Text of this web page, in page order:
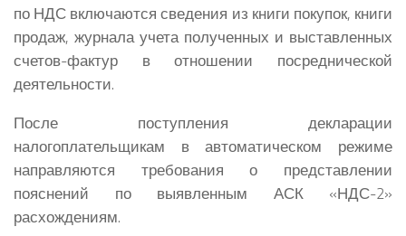
по НДС включаются сведения из книги покупок, книги
продаж, журнала учета полученных и выставленных
счетов-фактур в отношении посреднической
деятельности.
После поступления декларации
налогоплательщикам в автоматическом режиме
направляются требования о представлении
пояснений по выявленным АСК «НДС-2»
расхождениям.